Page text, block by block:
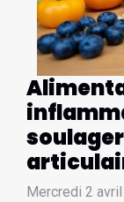
Mercredi 2